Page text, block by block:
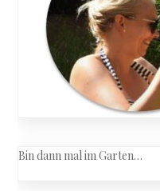
Bin dann mal im Garten…